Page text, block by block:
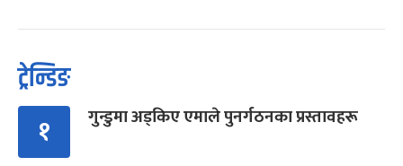
ट्रेन्डिङ
१ गुन्डुमा अड्किए एमाले पुनर्गठनका प्रस्तावहरू